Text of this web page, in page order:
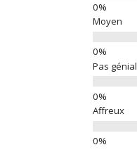
Moyen
Pas génial
Affreux